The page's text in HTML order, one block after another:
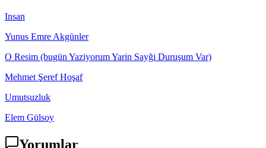
Insan
Yunus Emre Akgünler
O Resim (bugün Yaziyorum Yarin Sayği Duruşum Var)
Mehmet Şeref Hoşaf
Umutsuzluk
Elem Gülsoy
Yorumlar